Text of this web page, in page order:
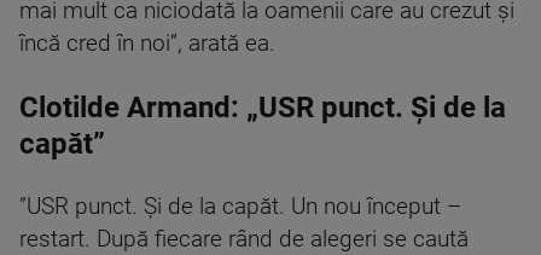
mai mult ca niciodată la oamenii care au crezut şi
încă cred în noi”, arată ea.
Clotilde Armand: „USR punct. Şi de la
capăt”
”USR punct. Şi de la capăt. Un nou început –
restart. După fiecare rând de alegeri se caută